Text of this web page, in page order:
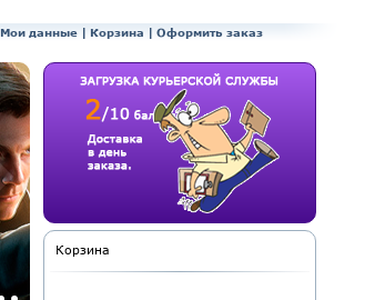
Мои данные | Корзина | Оформить заказ
Корзина